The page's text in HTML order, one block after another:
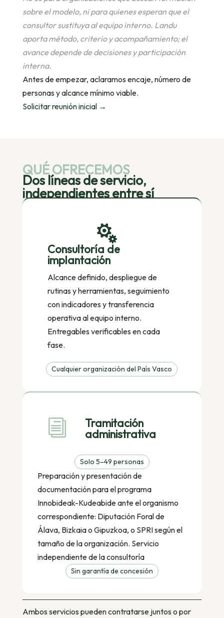
sobre el modelo, ni para quienes esperan que el
consultor sustituya al equipo interno. Landu
aporta método, criterio y acompañamiento; el
avance depende de decisiones y participación
interna.
Antes de empezar, aclaramos encaje, número de
personas y alcance mínimo viable.
Solicitar reunión inicial →
QUÉ OFRECEMOS
Dos líneas de servicio,
independientes entre sí

Consultoría de
implantación
Alcance definido, despliegue de
rutinas y herramientas, seguimiento
con indicadores y transferencia
operativa al equipo interno.
Entregables verificables en cada
fase.
Cualquier organización del País Vasco
i Tramitación
administrativa
Solo 5–49 personas
Preparación y presentación de
documentación para el programa
Innobideak-Kudeabide ante el organismo
correspondiente: Diputación Foral de
Álava, Bizkaia o Gipuzkoa, o SPRI según el
tamaño de la organización. Servicio
independiente de la consultoría
Sin garantía de concesión
Ambos servicios pueden contratarse juntos o por